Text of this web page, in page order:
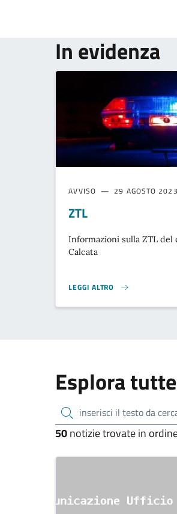
In evidenza
AVVISO 29 AGOSTO 2023
ZTL
Informazioni sulla ZTL
Calcata
LEGGI ALTRO
ZTL}
Esplora
inserisci il testo da cercare
50notizie trovate in